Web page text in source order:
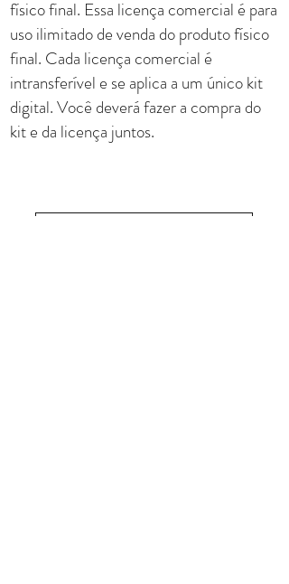
físico final. Essa licença comercial é para
uso ilimitado de venda do produto físico
final. Cada licença comercial é
intransferível e se aplica a um único kit
digital. Você deverá fazer a compra do
kit e da licença juntos.